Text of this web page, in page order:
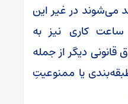
می‌شوند در غیر این
کاری نیز به
دیگر از جمله
یا ممنوعیتِ